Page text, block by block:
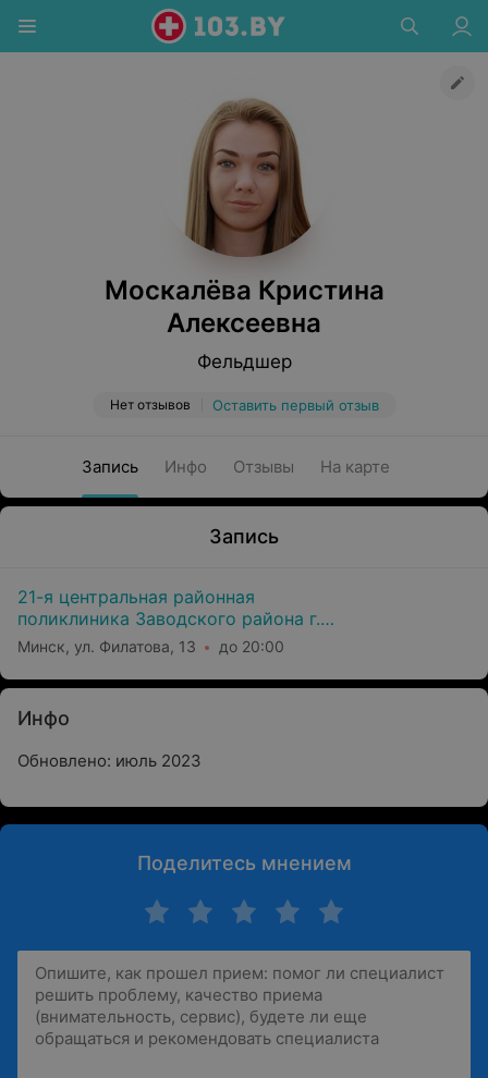
Москалёва Кристина
Алексеевна
Фельдшер
Нет отзывов Оставить первый отзыв
Запись Инфо Отзывы На карте
Запись
21-я центральная районная
поликлиника Заводского района г.
Минска
Минск, ул. Филатова, 13 до 20:00
Инфо
Обновлено: июль 2023
Поделитесь мнением